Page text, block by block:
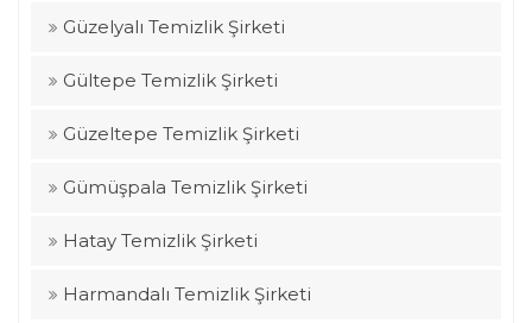
Güzelyalı Temizlik Şirketi
Gültepe Temizlik Şirketi
Güzeltepe Temizlik Şirketi
Gümüşpala Temizlik Şirketi
Hatay Temizlik Şirketi
Harmandalı Temizlik Şirketi